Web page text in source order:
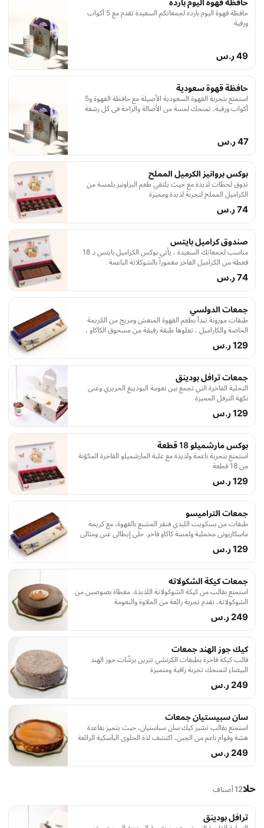
حافظة قهوة اليوم بارده
حافظة قهوة اليوم بارده لجمعاتكم السعيدة تقدم مع 5 أكواب
ورقية
49 ر.س
حافظة قهوة سعودية
استمتع بتجربة القهوة السعودية الأصيلة مع حافظة القهوة و5
أكواب ورقية، تمنحك لمسة من الأصالة والراحة في كل رشفة
47 ر.س
بوكس بروانيز الكرميل المملح
تذوق لحظات لذيذة مع حيث يلتقي طعم البراونيز بلمسة من
الكراميل المملح لتجربة لذيذة ومميزة
74 ر.س
صندوق كراميل بايتس
مناسب لجمعاتك السعيدة ، يأتي بوكس الكراميل بايتس بـ 18
قعطة من الكراميل الفاخر مغموراً بالشوكلاتة الناعمة .
74 ر.س
جمعات الدولسي
طبقات موزونة تبدأ بطعم القهوة المنعش ومزيج من الكريمة
الخاصة والكاراميل ، تعلوها طبقة رقيقة من مسحوق الكاكاو ،
تجربة شهية بأسلوب نمق
129 ر.س
جمعات ترافل بودينق
التحلية الفاخرة التي تجمع بين نعومة البودينغ الحريري وغنى
نكهة الترفل المميزة
129 ر.س
بوكس مارشميلو 18 قطعة
استمتع بتجربة ناعمة ولذيذة مع علبة المارشميلو الفاخرة المكوّنة
من 18 قطعة
129 ر.س
جمعات التراميسو
طبقات من بسكويت الليدي فنقر المشبع بالقهوة، مع كريمة
ماسكاربوني مخملية ولمسة كاكاو فاخر. حلى إيطالي غني ومثالي
للمشاركة بين 4 و 6 أشخاص.
129 ر.س
جمعات كيكة الشكولاته
استمتع بقالب من كيكة الشوكولاتة اللذيذة، مغطاة بصوصين من
الشوكولاتة، تقدم تجربة رائعة من الحلاوة والنعومة
249 ر.س
كيك جوز الهند جمعات
قالب كيكة فاخرة بطبقات الكرنشي تتزين برشّات جوز الهند
البيضاء لتمنحك تجربة راقية ومتميزة
249 ر.س
سان سبيستيان جمعات
استمتع بقالب تشيز كيك سان سباستيان، حيث يتميز بقاعدة
هشة وقوام ناعم من الجبن، اكتشف لذة الحلوى الباسكية الرائعة
في كل لحظة تذوق.
249 ر.س
حلا12 أصناف
ترافل بودينق